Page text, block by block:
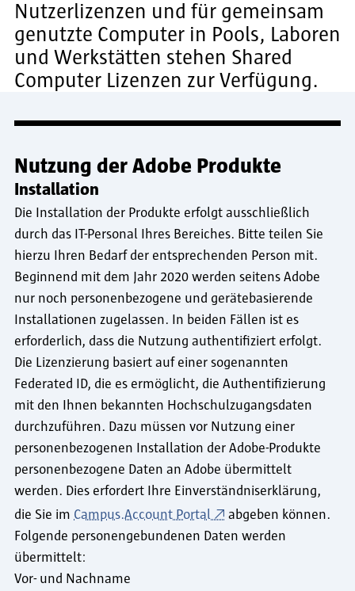
Nutzerlizenzen und für gemeinsam
genutzte Computer in Pools, Laboren
und Werkstätten stehen Shared
Computer Lizenzen zur Verfügung.
Nutzung der Adobe Produkte
Installation
Die Installation der Produkte erfolgt ausschließlich
durch das IT-Personal Ihres Bereiches. Bitte teilen Sie
hierzu Ihren Bedarf der entsprechenden Person mit.
Beginnend mit dem Jahr 2020 werden seitens Adobe
nur noch personenbezogene und gerätebasierende
Installationen zugelassen. In beiden Fällen ist es
erforderlich, dass die Nutzung authentifiziert erfolgt.
Die Lizenzierung basiert auf einer sogenannten
Federated ID, die es ermöglicht, die Authentifizierung
mit den Ihnen bekannten Hochschulzugangsdaten
durchzuführen. Dazu müssen vor Nutzung einer
personenbezogenen Installation der Adobe-Produkte
personenbezogene Daten an Adobe übermittelt
werden. Dies erfordert Ihre Einverständniserklärung,
die Sie im Campus.Account Portal
abgeben können.
Folgende personengebundenen Daten werden
übermittelt:
Vor- und Nachname